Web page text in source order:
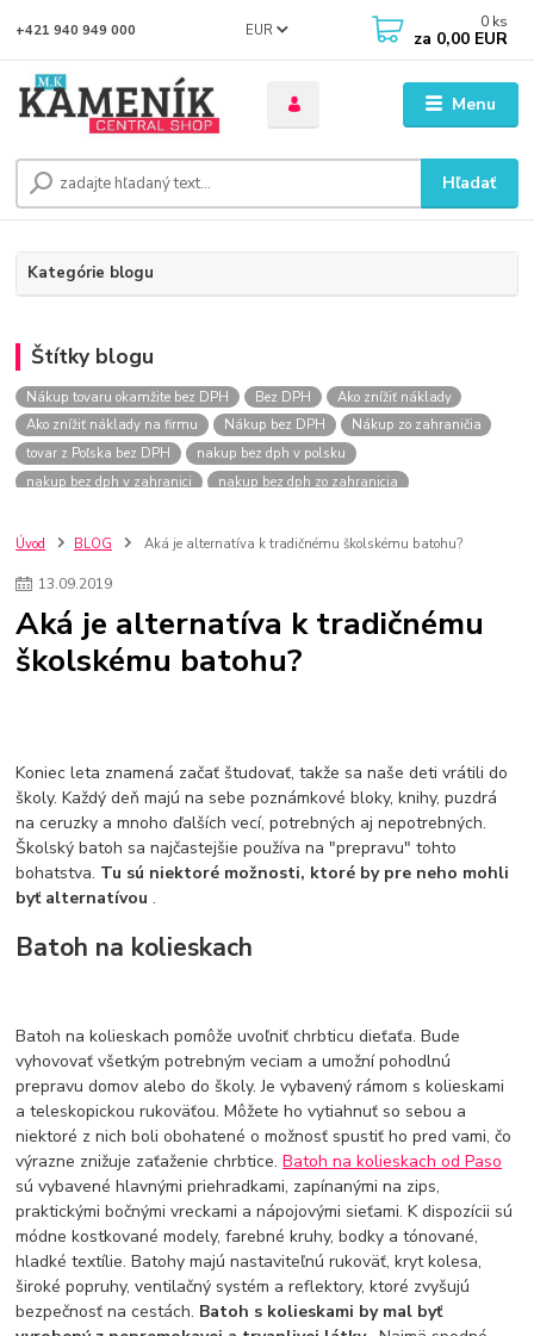
Menu
EUR
Hľadať
+421 940 949 000 0 ks
za 0,00 EUR
Kategórie blogu
Štítky blogu
Nákup tovaru okamžite bez DPH Bez DPH
Ako znížiť náklady
Ako znížiť náklady na firmu
Nákup bez DPH
Nákup zo zahraničia
tovar z Poľska bez DPH
nakup bez dph v polsku
nakup bez dph v zahranici
nakup bez dph zo zahranicia
szco nakup bez dph
Smart hodinky pre deti
Plyšový macovia
Lego Star Wars
Darčeky na Vianoce 2019
Vianočný darček pre dievča do 20€
Darčeky pre dievčatá
L.O.L. Surprise zvieratká
L.O.L. Surprise hračky
L.O.L. Surprise domčeky
L.O.L. Surprise postavičky
L.O.L. Surprise zberateľské figúrky
L.O.L. OMG L.O.L. OMG Bábiky
Úvod BLOG Aká je alternatíva k tradičnému školskému batohu?
13.09.2019
Aká je alternatíva k tradičnému
školskému batohu?
Koniec leta znamená začať študovať, takže sa naše deti vrátili do
školy. Každý deň majú na sebe poznámkové bloky, knihy, puzdrá
na ceruzky a mnoho ďalších vecí, potrebných aj nepotrebných.
Školský batoh sa najčastejšie používa na "prepravu" tohto
bohatstva. Tu sú niektoré možnosti, ktoré by pre neho mohli
byť alternatívou.
Batoh na kolieskach
Batoh na kolieskach pomôže uvoľniť chrbticu dieťaťa. Bude
vyhovovať všetkým potrebným veciam a umožní pohodlnú
prepravu domov alebo do školy. Je vybavený rámom s kolieskami
a teleskopickou rukoväťou. Môžete ho vytiahnuť so sebou a
niektoré z nich boli obohatené o možnosť spustiť ho pred vami, čo
výrazne znižuje zaťaženie chrbtice.Batoh na kolieskach od Paso
sú vybavené hlavnými priehradkami, zapínanými na zips,
praktickými bočnými vreckami a nápojovými sieťami. K dispozícii sú
módne kostkované modely, farebné kruhy, bodky a tónované,
hladké textílie. Batohy majú nastaviteľnú rukoväť, kryt kolesa,
široké popruhy, ventilačný systém a reflektory, ktoré zvyšujú
bezpečnosť na cestách. Batoh s kolieskami by mal byť